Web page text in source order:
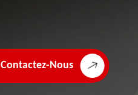
Contactez-Nous